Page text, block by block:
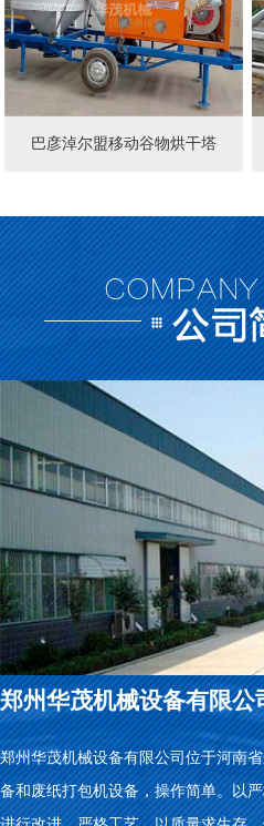
巴彦淖尔盟移动谷物烘干塔
郑州华茂机械设备有限公
郑州华茂机械设备有限公司位于河南
备和废纸打包机设备，操作简单。以